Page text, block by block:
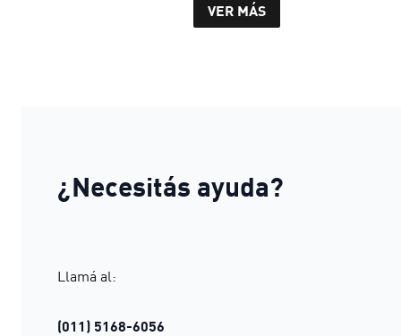
VER MÁS
¿Necesitás ayuda?
Llamá al:
(011) 5168-6056